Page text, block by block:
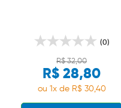
(0)
R$ 32,00
R$ 28,80
ou 1x de R$ 30,40